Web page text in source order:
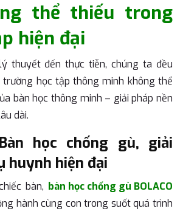
thể thiếu trong
hiện đại
thuyết đến thực tiễn, chúng ta đều
học tập thông minh không thể
bàn học thông minh – giải pháp nền
dài.
học chống gù, giải
huynh hiện đại
bàn, bàn học chống gù BOLACO
hành cùng con trong suốt quá trình